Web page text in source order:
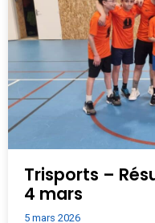
Trisports –
4 mars
5 mars 2026